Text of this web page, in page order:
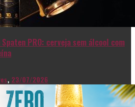
PRO: cerveja sem álcool com
, 23/07/2026